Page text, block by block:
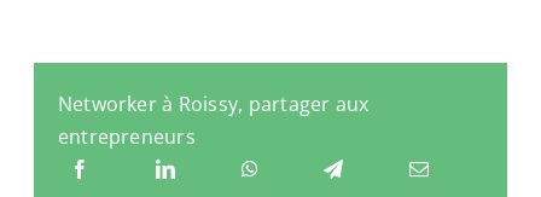
Networker à Roissy, partager aux
entrepreneurs